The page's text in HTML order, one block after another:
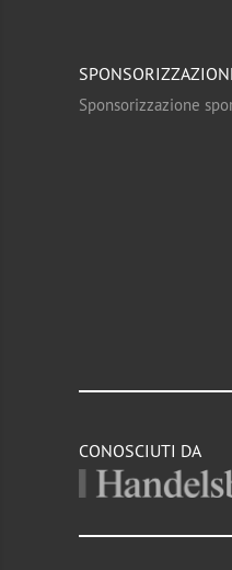
Sponsorizzazione
CONOSCIUTI DA